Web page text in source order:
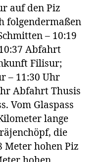
auf den Piz
folgendermaßen
– 10:19
Abfahrt
Filisur;
– 11:30 Uhr
Abfahrt Thusis
Vom Glaspass
lange
die
Meter hohen Piz